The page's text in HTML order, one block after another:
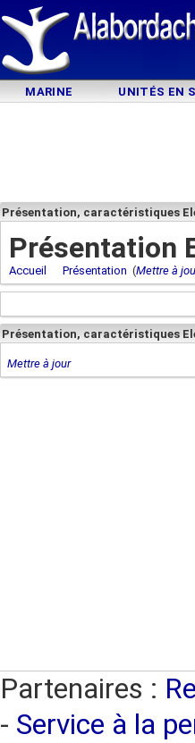
MARINE UNITÉS EN
Présentation, caractéristiques
Présentation
Accueil Présentation (Mettre à
Présentation, caractéristiques
Mettre à jour
Partenaires :
- Service à la